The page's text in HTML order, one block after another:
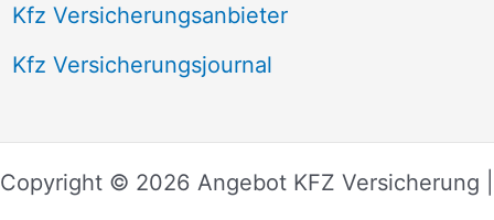
Kfz Versicherungsanbieter
Kfz Versicherungsjournal
Copyright © 2026 Angebot KFZ Versicherung |